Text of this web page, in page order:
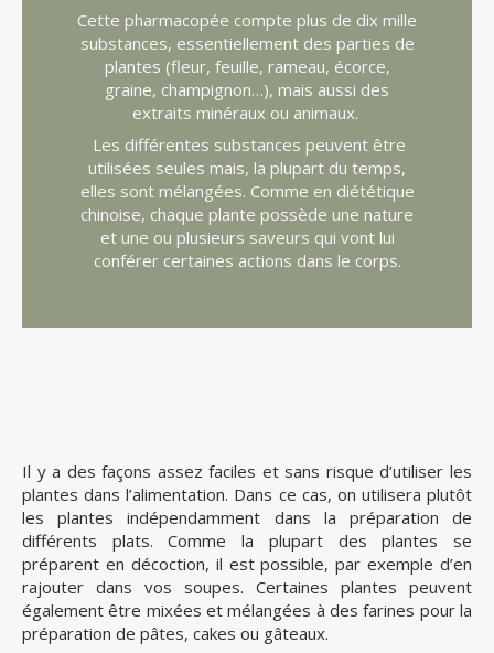
Cette pharmacopée compte plus de dix mille
substances, essentiellement des parties de
plantes (fleur, feuille, rameau, écorce,
graine, champignon…), mais aussi des
extraits minéraux ou animaux.
Les différentes substances peuvent être
utilisées seules mais, la plupart du temps,
elles sont mélangées. Comme en diététique
chinoise, chaque plante possède une nature
et une ou plusieurs saveurs qui vont lui
conférer certaines actions dans le corps.
Il y a des façons assez faciles et sans risque d’utiliser les
plantes dans l’alimentation. Dans ce cas, on utilisera plutôt
les plantes indépendamment dans la préparation de
différents plats. Comme la plupart des plantes se
préparent en décoction, il est possible, par exemple d’en
rajouter dans vos soupes. Certaines plantes peuvent
également être mixées et mélangées à des farines pour la
préparation de pâtes, cakes ou gâteaux.